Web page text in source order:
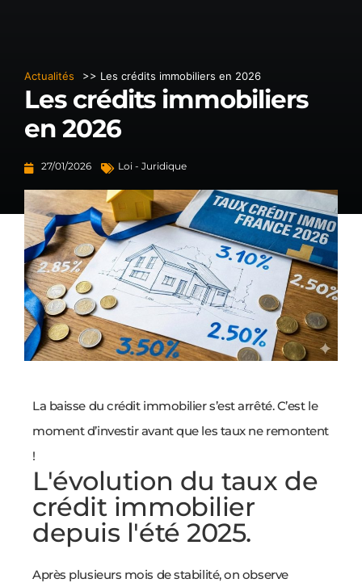
Actualités >> Les crédits immobiliers en 2026
Les crédits immobiliers
en 2026
27/01/2026 Loi - Juridique
La baisse du crédit immobilier s’est arrêté. C’est le
moment d’investir avant que les taux ne remontent
!
L'évolution du taux de
crédit immobilier
depuis l'été 2025.
Après plusieurs mois de stabilité, on observe